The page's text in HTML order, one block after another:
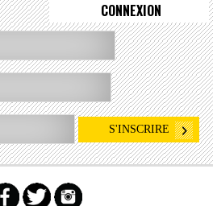
CONNEXION